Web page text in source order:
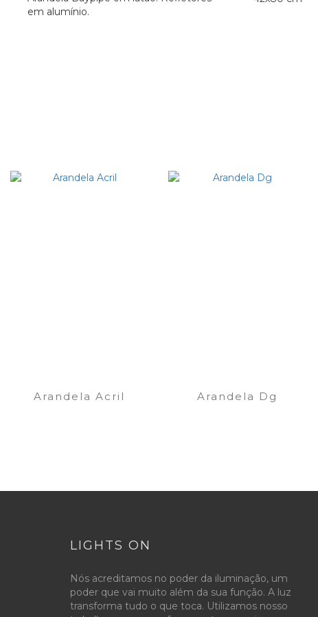
em alumínio.
Arandela Acril Arandela Dg
LIGHTS ON
Nós acreditamos no poder da iluminação, um
poder que vai muito além da sua função. A luz
transforma tudo o que toca. Utilizamos nosso